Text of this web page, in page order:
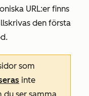
URL:er finns
den första
som
inte